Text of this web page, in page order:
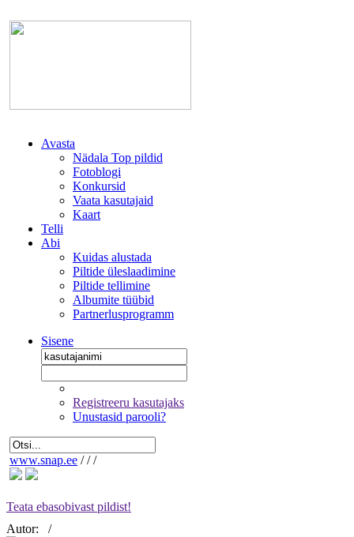
Avasta
Nädala Top pildid
Fotoblogi
Konkursid
Vaata kasutajaid
Kaart
Telli
Abi
Kuidas alustada
Piltide üleslaadimine
Piltide tellimine
Albumite tüübid
Partnerlusprogramm
Sisene
Registreeru kasutajaks
Unustasid parooli?
www.snap.ee / / /
Teata ebasobivast pildist!
Autor:
/